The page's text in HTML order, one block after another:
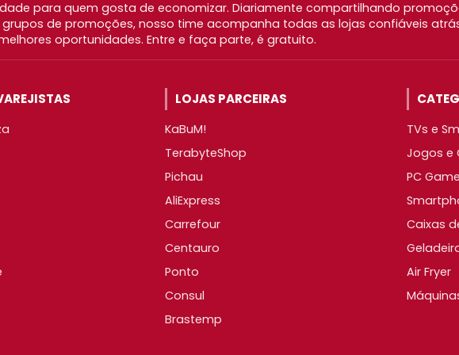
para quem gosta de economizar. Diariamente compartilhando
de promoções, nosso time acompanha todas as lojas confiáveis
oportunidades. Entre e faça parte, é gratuito.
LOJAS PARCEIRAS
KaBuM!
TerabyteShop
Pichau
AliExpress
Carrefour
Centauro
Ponto
Consul
Brastemp
TVs e
Jogos e
PC
Caixas
Air Fryer